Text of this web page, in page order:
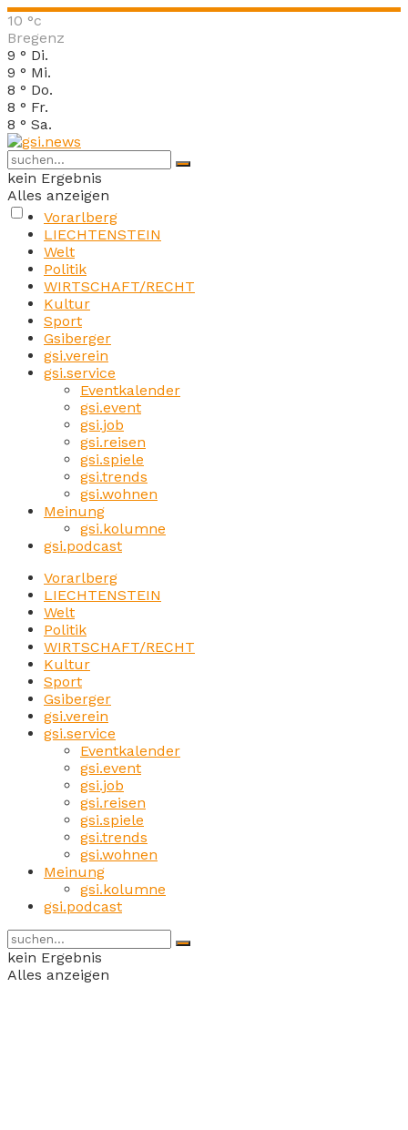
10 °c
Bregenz
9 ° Di.
9 ° Mi.
8 ° Do.
8 ° Fr.
8 ° Sa.
kein Ergebnis
Alles anzeigen
Vorarlberg
LIECHTENSTEIN
Welt
Politik
WIRTSCHAFT/RECHT
Kultur
Sport
Gsiberger
gsi.verein
gsi.service
Eventkalender
gsi.event
gsi.job
gsi.reisen
gsi.spiele
gsi.trends
gsi.wohnen
Meinung
gsi.kolumne
gsi.podcast
Vorarlberg
LIECHTENSTEIN
Welt
Politik
WIRTSCHAFT/RECHT
Kultur
Sport
Gsiberger
gsi.verein
gsi.service
Eventkalender
gsi.event
gsi.job
gsi.reisen
gsi.spiele
gsi.trends
gsi.wohnen
Meinung
gsi.kolumne
gsi.podcast
kein Ergebnis
Alles anzeigen